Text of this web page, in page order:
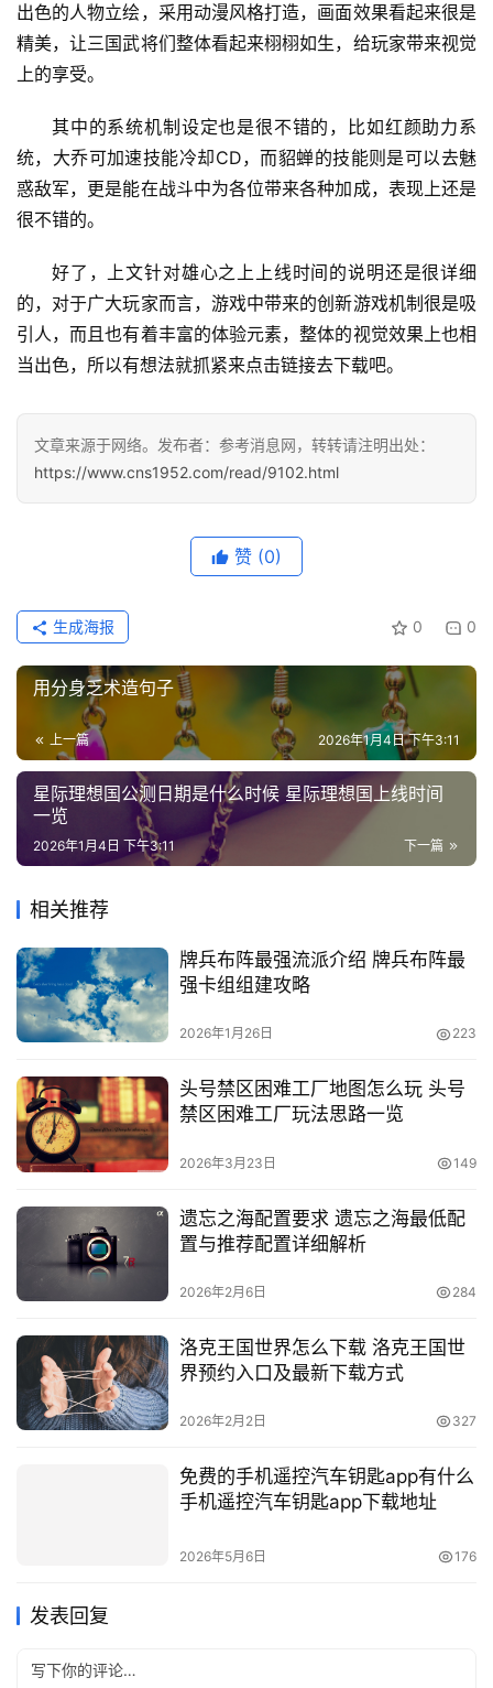
页
题
表
快
讯
多
面
投稿
出色的人物立绘，采用动漫风格打造，画面效果看起来很是
精美，让三国武将们整体看起来栩栩如生，给玩家带来视觉
上的享受。
其中的系统机制设定也是很不错的，比如红颜助力系
统，大乔可加速技能冷却CD，而貂蝉的技能则是可以去魅
惑敌军，更是能在战斗中为各位带来各种加成，表现上还是
很不错的。
好了，上文针对雄心之上上线时间的说明还是很详细
的，对于广大玩家而言，游戏中带来的创新游戏机制很是吸
引人，而且也有着丰富的体验元素，整体的视觉效果上也相
当出色，所以有想法就抓紧来点击链接去下载吧。
文章来源于网络。发布者：参考消息网，转转请注明出处：
https://www.cns1952.com/read/9102.html
赞 (0)
0 0
生成海报
用分身乏术造句子
上一篇 2026年1月4日 下午3:11
星际理想国公测日期是什么时候 星际理想国上线时间
一览
下一篇
2026年1月4日 下午3:11
相关推荐
牌兵布阵最强流派介绍 牌兵布阵最
强卡组组建攻略
2026年1月26日 223
头号禁区困难工厂地图怎么玩 头号
禁区困难工厂玩法思路一览
2026年3月23日 149
遗忘之海配置要求 遗忘之海最低配
置与推荐配置详细解析
2026年2月6日 284
洛克王国世界怎么下载 洛克王国世
界预约入口及最新下载方式
2026年2月2日 327
免费的手机遥控汽车钥匙app有什么
手机遥控汽车钥匙app下载地址
2026年5月6日 176
发表回复